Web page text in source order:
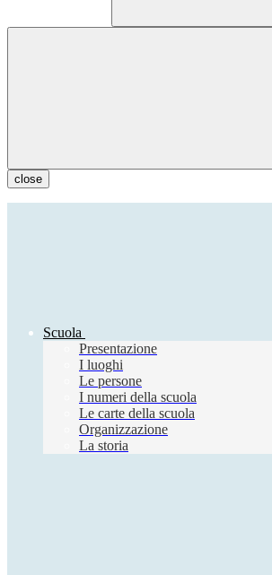
close
Scuola
Presentazione
I luoghi
Le persone
I numeri della scuola
Le carte della scuola
Organizzazione
La storia